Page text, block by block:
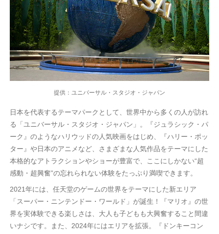
提供：ユニバーサル・スタジオ・ジャパン
日本を代表するテーマパークとして、世界中から多くの人が訪れ
る「ユニバーサル・スタジオ・ジャパン」。『ジュラシック・パ
ーク』のようなハリウッドの人気映画をはじめ、『ハリー・ポッ
ター』や日本のアニメなど、さまざまな人気作品をテーマにした
本格的なアトラクションやショーが豊富で、ここにしかない“超
感動・超興奮”の忘れられない体験をたっぷり満喫できます。
2021年には、任天堂のゲームの世界をテーマにした新エリア
「スーパー・ニンテンドー・ワールド」が誕生！『マリオ』の世
界を実体験できる楽しさは、大人も子どもも大興奮すること間違
いナシです。また、2024年にはエリアを拡張。『ドンキーコン